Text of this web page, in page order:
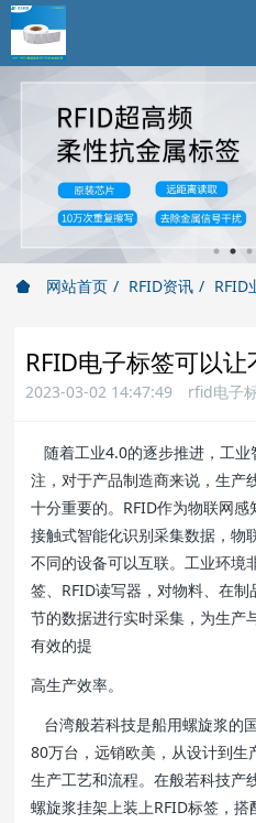
网站首页 RFID资讯 RFID
RFID电子标签可以
2023-03-02 14:47:49 rfid电子
随着工业4.0的逐步推进，工
注，对于产品制造商来说，生产
十分重要的。RFID作为物联网
接触式智能化识别采集数据，物
不同的设备可以互联。工业环境
签、RFID读写器，对物料、在
节的数据进行实时采集，为生产
有效的提
高生产效率。
台湾般若科技是船用螺旋浆的
80万台，远销欧美，从设计到生
生产工艺和流程。在般若科技产
螺旋浆挂架上装上RFID标签，